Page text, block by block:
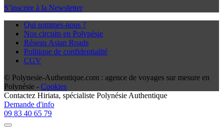
S’inscrire à la Newsletter
Qui sommes-nous ?
Nos circuits en Polynésie
Réseau Asian Roads
Politique de confidentialité
CGV
© Polynesie-Authentique.com : agence de voyages sur mesure en
Polynésie - Cookies
Contactez Hiriata, spécialiste Polynésie Authentique
Demande d'info
09 83 40 65 79